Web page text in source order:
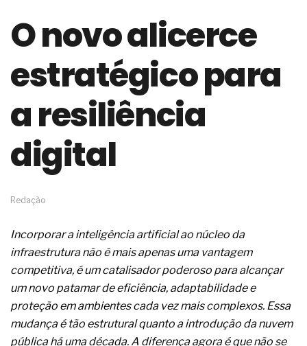
morte precoce e melhora o metabolismo
O desenvolvimento de indicadores nas atividades
de governança das organizações
O desenho industrial ganha espaço como
estratégia competitiva nas empresas
As variações dimensionais dos produtos de
materiais cimentícios com fibra de vidro
A próxima vantagem competitiva não está no
A IA elevou a régua do comprador B2B e a venda
complexa ficou ainda mais humana
A sua indústria toma decisões ou apenas reage
aos problemas?
Os serviços de reciclagem profunda a frio in situ
com emulsão asfáltica
Os gestores da ABNT litigam de má-fé para
tentar criar uma reserva de mercado sobre as
NBR ISO
Os critérios médicos da síndrome metabólica
O novo alicerce
estratégico para
a resiliência
digital
Redação
Incorporar a inteligência artificial ao núcleo da
infraestrutura não é mais apenas uma vantagem
competitiva, é um catalisador poderoso para alcançar
um novo patamar de eficiência, adaptabilidade e
proteção em ambientes cada vez mais complexos. Essa
mudança é tão estrutural quanto a introdução da nuvem
pública há uma década. A diferença agora é que não se